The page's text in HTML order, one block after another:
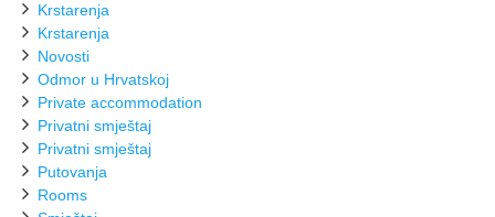
Krstarenja
Krstarenja
Novosti
Odmor u Hrvatskoj
Private accommodation
Privatni smještaj
Privatni smještaj
Putovanja
Rooms